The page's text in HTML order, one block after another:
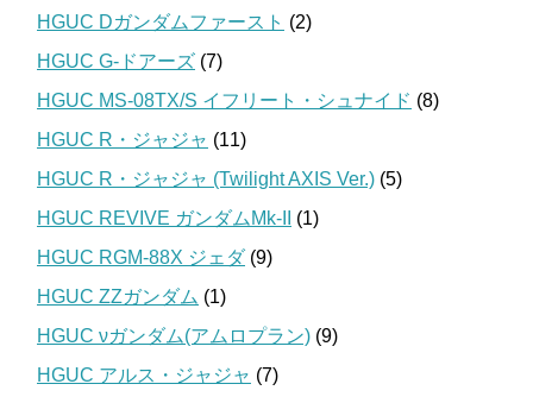
HGUC Dガンダムファースト (2)
HGUC G-ドアーズ (7)
HGUC MS-08TX/S イフリート・シュナイド (8)
HGUC R・ジャジャ (11)
HGUC R・ジャジャ (Twilight AXIS Ver.) (5)
HGUC REVIVE ガンダムMk-II
(1)
HGUC RGM-88X ジェダ(9)
HGUC ZZガンダム (1)
HGUC νガンダム(アムロプラン) (9)
HGUC アルス・ジャジャ (7)